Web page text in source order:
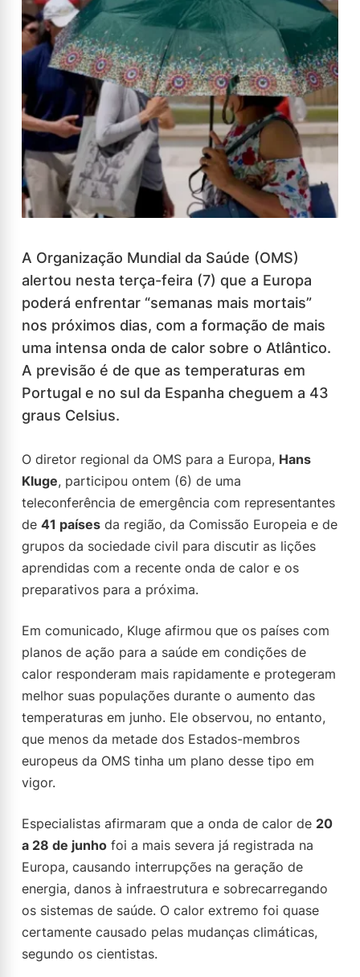
A Organização Mundial da Saúde (OMS)
alertou nesta terça-feira (7) que a Europa
poderá enfrentar “semanas mais mortais”
nos próximos dias, com a formação de mais
uma intensa onda de calor sobre o Atlântico.
A previsão é de que as temperaturas em
Portugal e no sul da Espanha cheguem a 43
graus Celsius.
O diretor regional da OMS para a Europa, Hans
Kluge, participou ontem (6) de uma
teleconferência de emergência com representantes
de 41 países da região, da Comissão Europeia e de
grupos da sociedade civil para discutir as lições
aprendidas com a recente onda de calor e os
preparativos para a próxima.
Em comunicado, Kluge afirmou que os países com
planos de ação para a saúde em condições de
calor responderam mais rapidamente e protegeram
melhor suas populações durante o aumento das
temperaturas em junho. Ele observou, no entanto,
que menos da metade dos Estados-membros
europeus da OMS tinha um plano desse tipo em
vigor.
Especialistas afirmaram que a onda de calor de 20
a 28 de junho foi a mais severa já registrada na
Europa, causando interrupções na geração de
energia, danos à infraestrutura e sobrecarregando
os sistemas de saúde. O calor extremo foi quase
certamente causado pelas mudanças climáticas,
segundo os cientistas.